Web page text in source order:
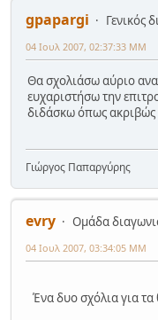
gpapargi
Γενικός
04 Ιουλ 2007, 02:37:33 ΜΜ
Θα σχολιάσω αύριο
ευχαριστήσω την
διδάσκω όπως
Γιώργος Παπαργύρης
evry
Ομάδα
04 Ιουλ 2007, 03:34:05 ΜΜ
Ένα δυο σχόλια για τα